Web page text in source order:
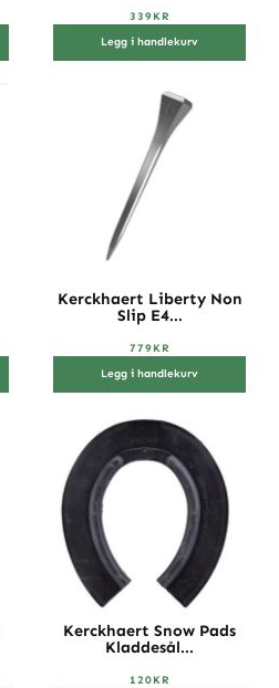
339KR
Legg i handlekurv
Kerckhaert Liberty Non
Slip E4...
779KR
Legg i handlekurv
Kerckhaert Snow Pads
Kladdesål...
120KR